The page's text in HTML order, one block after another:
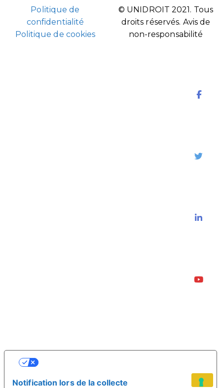
Politique de
confidentialité
Politique de cookies
© UNIDROIT 2021. Tous
droits réservés. Avis de
non-responsabilité
Notification lors de la collecte